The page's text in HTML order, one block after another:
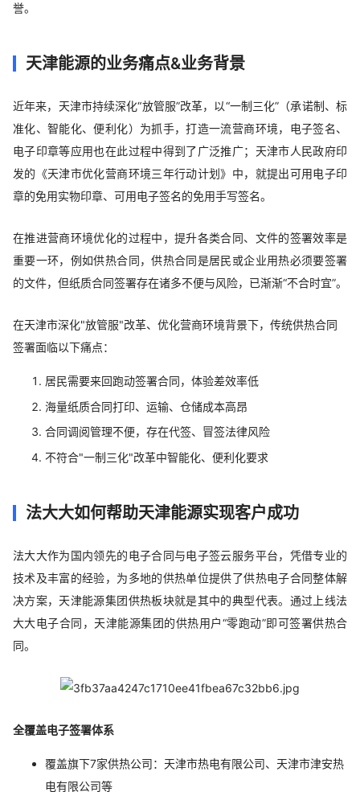
誉。
天津能源的业务痛点&业务背景
近年来，天津市持续深化“放管服”改革，以“一制三化”（承诺制、标
准化、智能化、便利化）为抓手，打造一流营商环境，电子签名、
电子印章等应用也在此过程中得到了广泛推广；天津市人民政府印
发的《天津市优化营商环境三年行动计划》中，就提出可用电子印
章的免用实物印章、可用电子签名的免用手写签名。
在推进营商环境优化的过程中，提升各类合同、文件的签署效率是
重要一环，例如供热合同，供热合同是居民或企业用热必须要签署
的文件，但纸质合同签署存在诸多不便与风险，已渐渐“不合时宜”。
在天津市深化"放管服"改革、优化营商环境背景下，传统供热合同
签署面临以下痛点：
居民需要来回跑动签署合同，体验差效率低
海量纸质合同打印、运输、仓储成本高昂
合同调阅管理不便，存在代签、冒签法律风险
不符合"一制三化"改革中智能化、便利化要求
法大大如何帮助天津能源实现客户成功
法大大作为国内领先的电子合同与电子签云服务平台，凭借专业的
技术及丰富的经验，为多地的供热单位提供了供热电子合同整体解
决方案，天津能源集团供热板块就是其中的典型代表。通过上线法
大大电子合同，天津能源集团的供热用户“零跑动”即可签署供热合
同。
全覆盖电子签署体系
覆盖旗下7家供热公司：天津市热电有限公司、天津市津安热
电有限公司等